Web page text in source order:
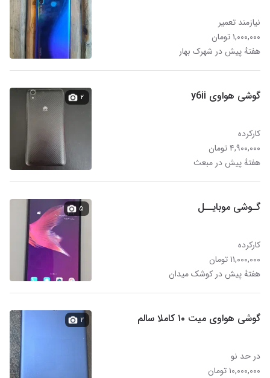
نیازمند تعمیر
۱,۰۰۰,۰۰۰ تومان
هفتهٔ پیش در شهرک بهار
گوشی هواوی y6ii
کارکرده
۴,۹۰۰,۰۰۰ تومان
هفتهٔ پیش در مبعث
۲
گـوشی موبایــل
کارکرده
۱۱,۰۰۰,۰۰۰ تومان
هفتهٔ پیش در کوشک میدان
۵
گوشی هواوی میت ۱۰ کاملا سالم
در حد نو
۱۰,۰۰۰,۰۰۰ تومان
۲